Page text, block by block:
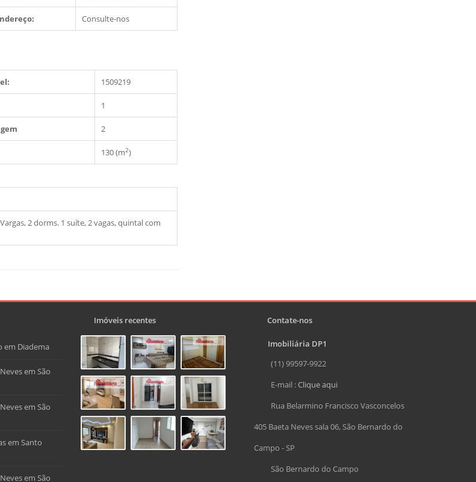
Consulte-nos
1509219
1
2
130 (m2)
2 dorms. 1 suíte, 2 vagas, quintal com
em Diadema
em São
em São
em Santo
em São
Imóveis recentes Contate-nos
Imobiliária DP1
(11) 99597-9922
E-mail :Clique aqui
Rua Belarmino Francisco Vasconcelos
405 Baeta Neves sala 06, São Bernardo do
Campo - SP
São Bernardo do Campo